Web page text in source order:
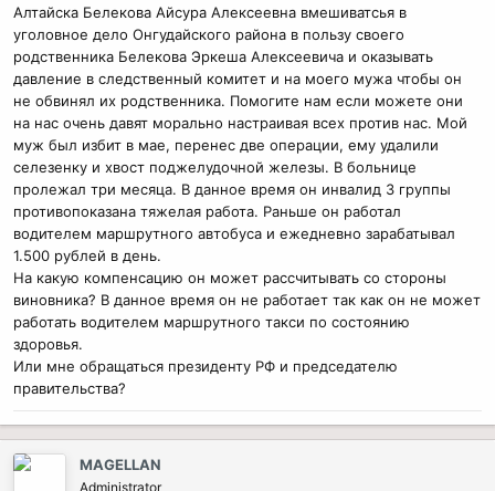
Алтайска Белекова Айсура Алексеевна вмешиватсья в
уголовное дело Онгудайского района в пользу своего
родственника Белекова Эркеша Алексеевича и оказывать
давление в следственный комитет и на моего мужа чтобы он
не обвинял их родственника. Помогите нам если можете они
на нас очень давят морально настраивая всех против нас. Мой
муж был избит в мае, перенес две операции, ему удалили
селезенку и хвост поджелудочной железы. В больнице
пролежал три месяца. В данное время он инвалид 3 группы
противопоказана тяжелая работа. Раньше он работал
водителем маршрутного автобуса и ежедневно зарабатывал
1.500 рублей в день.
На какую компенсацию он может рассчитывать со стороны
виновника? В данное время он не работает так как он не может
работать водителем маршрутного такси по состоянию
здоровья.
Или мне обращаться президенту РФ и председателю
правительства?
MAGELLAN
Administrator